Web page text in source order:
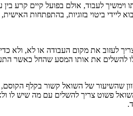
לעבוד, אולם בפועל קיים קרע בין
ליידי ביטוי בזוגיות, בהתפתחות
לעזוב את מקום העבודה או לא, ולא
להשלים את אותו המסע שהחל כאשר
שהשיעור של השואל קשור בקלף הקוסם,
פשוט צריך להשלים עם מה שיש לו